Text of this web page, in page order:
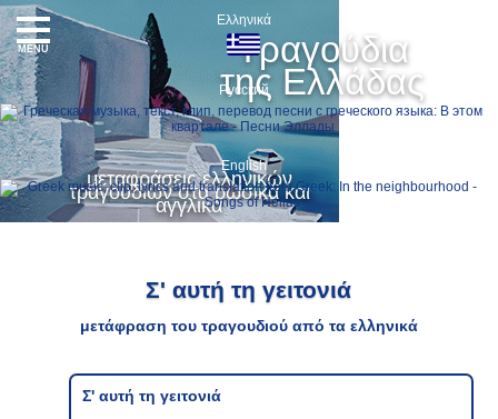
Τραγούδια
της Ελλάδας
μεταφράσεις ελληνικών
τραγουδιών στα ρωσικά και
αγγλικά
Ελληνικά
Русский
English
MENU
Σ' αυτή τη γειτονιά
μετάφραση του τραγουδιού από τα ελληνικά
Σ' αυτή τη γειτονιά